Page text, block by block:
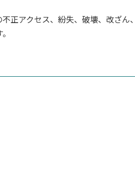
正アクセス、紛失、破壊、改ざ